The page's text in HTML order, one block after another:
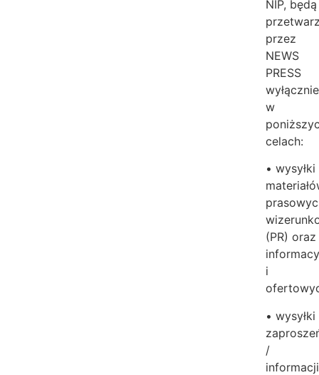
NIP, będą
przez
NEWS
PRESS
wyłącznie
w
celach:
• wysyłki
(PR) oraz
i
• wysyłki
/
informacji